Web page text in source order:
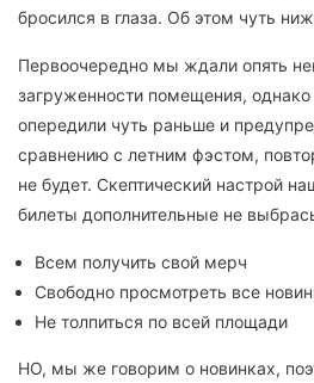
бросился в глаза. Об этом чуть
Первоочередно мы ждали опять
загруженности помещения, однако
опередили чуть раньше и
сравнению с летним фэстом,
не будет. Скептический настрой
билеты дополнительные не
Всем получить свой мерч
Свободно просмотреть все
Не толпиться по всей площади
НО, мы же говорим о новинках,